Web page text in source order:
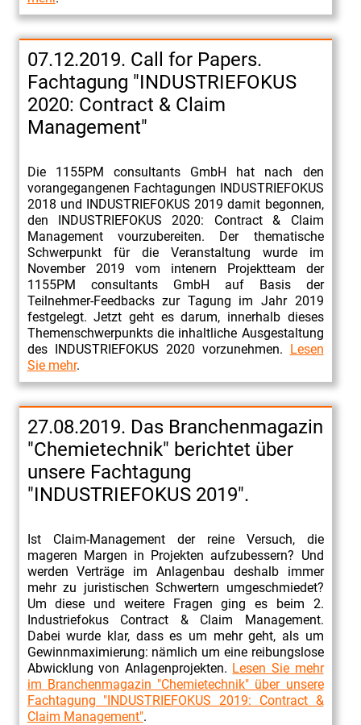
07.12.2019. Call for Papers.
Fachtagung "INDUSTRIEFOKUS
2020: Contract & Claim
Management"
Die 1155PM consultants GmbH hat nach den
vorangegangenen Fachtagungen INDUSTRIEFOKUS
2018 und INDUSTRIEFOKUS 2019 damit begonnen,
den INDUSTRIEFOKUS 2020: Contract & Claim
Management vourzubereiten. Der thematische
Schwerpunkt für die Veranstaltung wurde im
November 2019 vom intenern Projektteam der
1155PM consultants GmbH auf Basis der
Teilnehmer-Feedbacks zur Tagung im Jahr 2019
festgelegt. Jetzt geht es darum, innerhalb dieses
Themenschwerpunkts die inhaltliche Ausgestaltung
des INDUSTRIEFOKUS 2020 vorzunehmen. Lesen
Sie mehr.
27.08.2019. Das Branchenmagazin
"Chemietechnik" berichtet über
unsere Fachtagung
"INDUSTRIEFOKUS 2019".
Ist Claim-Management der reine Versuch, die
mageren Margen in Projekten aufzubessern? Und
werden Verträge im Anlagenbau deshalb immer
mehr zu juristischen Schwertern umgeschmiedet?
Um diese und weitere Fragen ging es beim 2.
Industriefokus Contract & Claim Management.
Dabei wurde klar, dass es um mehr geht, als um
Gewinnmaximierung: nämlich um eine reibungslose
Abwicklung von Anlagenprojekten. Lesen Sie mehr
im Branchenmagazin "Chemietechnik" über unsere
Fachtagung "INDUSTRIEFOKUS 2019: Contract &
Claim Management".